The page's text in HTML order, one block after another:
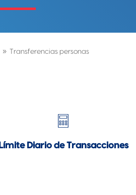
9 Transferencias personas
Límite Diario de Transacciones